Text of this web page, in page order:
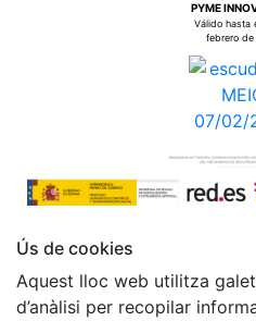
PYME
Válido hasta
febrero de
Ús de cookies
Aquest lloc web utilitza
d’anàlisi per recopilar